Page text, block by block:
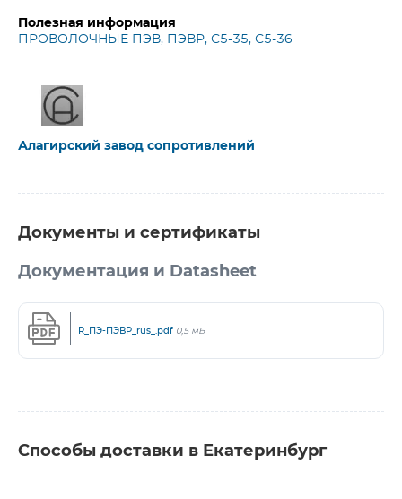
Полезная информация
ПРОВОЛОЧНЫЕ ПЭВ, ПЭВР, С5-35, С5-36
Алагирский завод сопротивлений
Документы и сертификаты
Документация и Datasheet
R_ПЭ-ПЭВР_rus_.pdf 0,5 мБ
Способы доставки в Екатеринбург